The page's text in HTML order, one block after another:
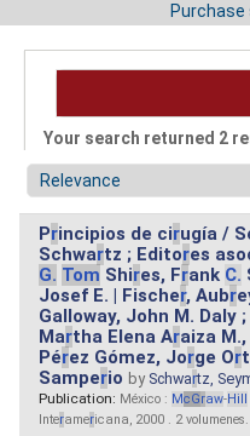
Your search returned 2
Principios de cirugía /
Schwartz ; Editores
G. Tom Shires, Frank C.
Josef E. | Fischer, Aubr
Galloway, John M. Daly
Martha Elena Araiza
Pérez Gómez, Jorge Or
Samperio by Schwartz,
Publication: México : McGraw-Hill
Interamericana, 2000 . 2